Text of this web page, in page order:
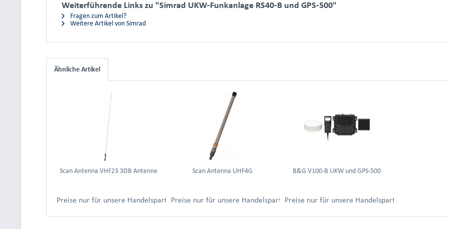
Weiterführende Links zu "Simrad UKW-Funkanlage RS40-B und GPS-500"
Fragen zum Artikel?
Weitere Artikel von Simrad
Ähnliche Artikel
Scan Antenna VHF23 3DB Antenne
Preise nur für unsere Handelspartner nach Anmeldung.
Scan Antenna UHF4G
Preise nur für unsere Handelspartner nach Anmeldung.
B&G V100-B UKW und GPS-500
Preise nur für unsere Handelspartner nach